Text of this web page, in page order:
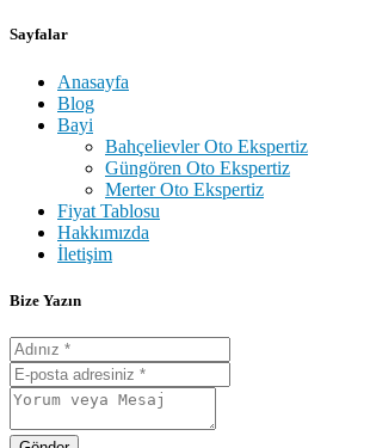
Sayfalar
Anasayfa
Blog
Bayi
Bahçelievler Oto Ekspertiz
Güngören Oto Ekspertiz
Merter Oto Ekspertiz
Fiyat Tablosu
Hakkımızda
İletişim
Bize Yazın